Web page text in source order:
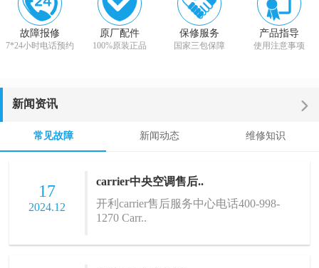
故障报修
7*24小时电话预约
原厂配件
100%原装正品
保修服务
国家三包保障
产品指导
使用注意事项
新闻资讯
常见故障 新闻动态 维修知识
17
2024.12
carrier中央空调售后..
开利carrier售后服务中心电话400-998-
1270 Carr..